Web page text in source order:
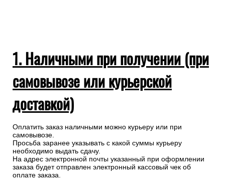
1. Наличными при получении (при
самовывозе или курьерской
доставкой)
Оплатить заказ наличными можно курьеру или при
самовывозе.
Просьба заранее указывать с какой суммы курьеру
необходимо выдать сдачу.
На адрес электронной почты указанный при оформлении
заказа будет отправлен электронный кассовый чек об
оплате заказа.